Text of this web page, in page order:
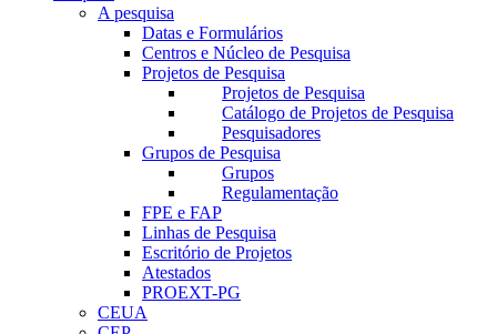
A pesquisa
Datas e Formulários
Centros e Núcleo de Pesquisa
Projetos de Pesquisa
Projetos de Pesquisa
Catálogo de Projetos de Pesquisa
Pesquisadores
Grupos de Pesquisa
Grupos
Regulamentação
FPE e FAP
Linhas de Pesquisa
Escritório de Projetos
Atestados
PROEXT-PG
CEUA